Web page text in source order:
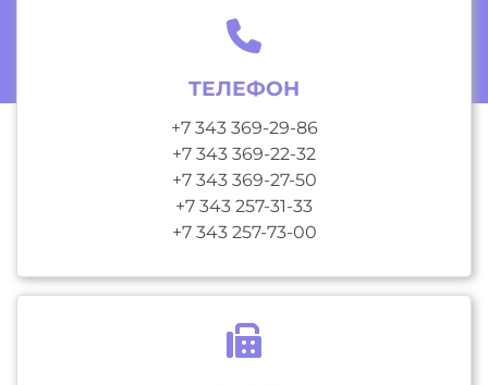
ТЕЛЕФОН
+7 343 369-29-86
+7 343 369-22-32
+7 343 369-27-50
+7 343 257-31-33
+7 343 257-73-00